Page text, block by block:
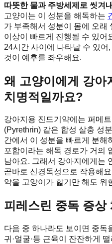
따뜻한 물과 주방세제로 씻겨
고양이는 이 성분을 해독하는
가 부족해서 성분이 몸에 오래
이상이 빠르게 진행될 수 있어
24시간 사이에 나타날 수 있
것이 예후를 좌우해요.
왜 고양이에게 강아
치명적일까요?
강아지용 진드기약에는 퍼메
(Pyrethrin) 같은 합성 살충 성
간에서 이 성분을 빠르게 분해
포합이라는 해독 경로가 거의
남아요. 그래서 강아지에게는
곧바로 신경독성으로 작용해
약을 고양이가 핥기만 해도 위
피레스린 중독 증상
다음 중 하나라도 보이면 중독
귀·얼굴·등 근육이 잔잔하게